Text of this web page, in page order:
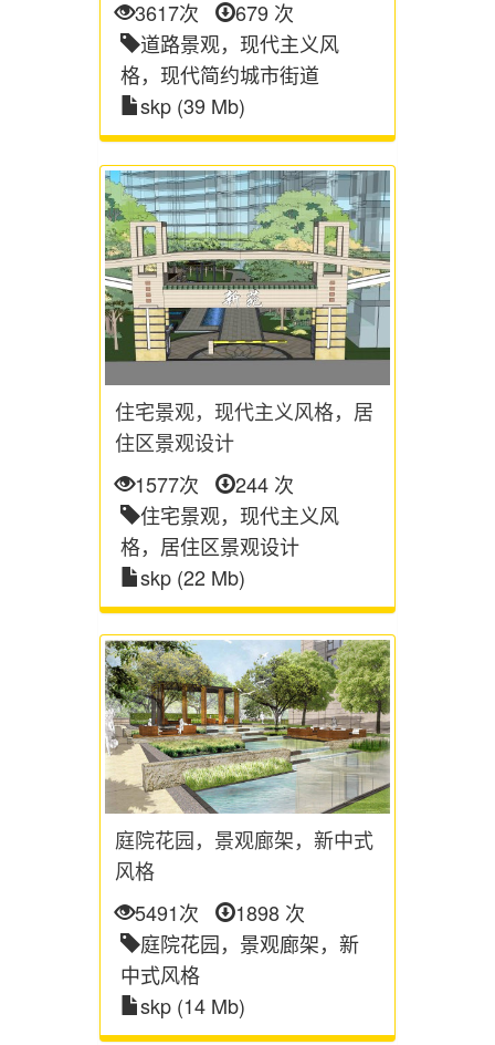
3617次
679 次
道路景观，现代主义风
格，现代简约城市街道
skp (39 Mb)
住宅景观，现代主义风格，居
住区景观设计
1577次
244 次
住宅景观，现代主义风
格，居住区景观设计
skp (22 Mb)
庭院花园，景观廊架，新中式
风格
5491次
1898 次
庭院花园，景观廊架，新
中式风格
skp (14 Mb)